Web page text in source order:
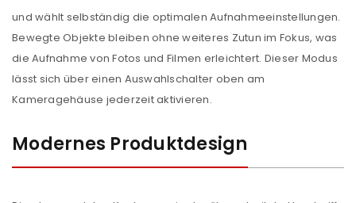
und wählt selbständig die optimalen Aufnahmeeinstellungen.
Bewegte Objekte bleiben ohne weiteres Zutun im Fokus, was
die Aufnahme von Fotos und Filmen erleichtert. Dieser Modus
lässt sich über einen Auswahlschalter oben am
Kameragehäuse jederzeit aktivieren.
Modernes Produktdesign